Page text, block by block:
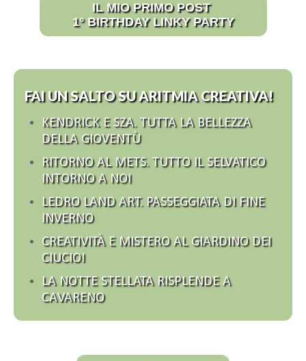
IL MIO PRIMO POST
1° BIRTHDAY LINKY PARTY
FAI UN SALTO SU ARITMIA CREATIVA!
KENDRICK E SZA. TUTTA LA BELLEZZA
DELLA GIOVENTÙ
RITORNO AL METS. TUTTO IL SELVATICO
INTORNO A NOI
LEDRO LAND ART. PASSEGGIATA DI FINE
INVERNO
CREATIVITÀ E MISTERO AL GIARDINO DEI
CIUCIOI
LA NOTTE STELLATA RISPLENDE A
CAVARENO